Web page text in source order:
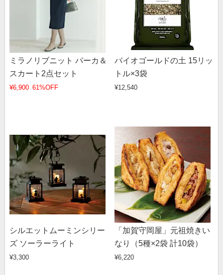
ミラノリブニット パーカ＆
スカート2点セット
¥6,900 61%OFF
バイオゴールドの土 15リッ
トル×3袋
¥12,540
シルエットムーミンシリー
ズ ソーラーライト
¥3,300
「加賀守岡屋」元祖焼きい
なり（5種×2袋 計10袋）
¥6,220